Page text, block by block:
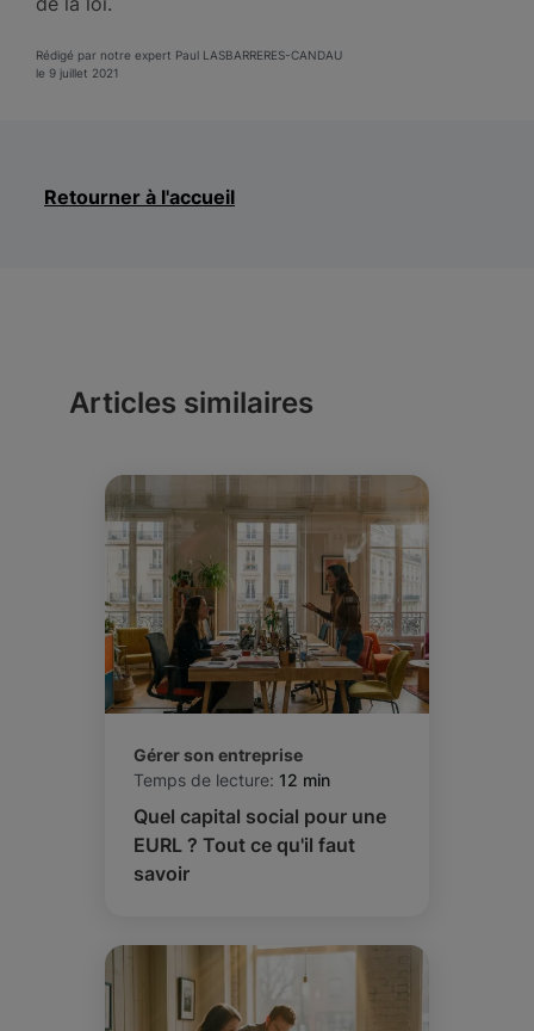
Rédigé par notre expert Paul LASBARRERES-CANDAU
le 9 juillet 2021
Retourner à l'accueil
Articles similaires
Gérer son entreprise
Temps de lecture: 12 min
Quel capital social pour une
EURL ? Tout ce qu'il faut
savoir